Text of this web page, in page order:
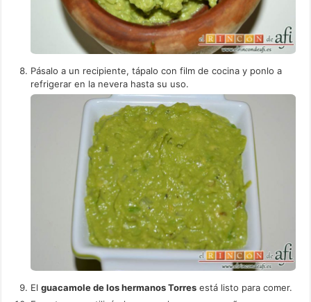
Pásalo a un recipiente, tápalo con film de cocina y ponlo a
refrigerar en la nevera hasta su uso.
Elguacamole de los hermanos Torres está listo para comer.